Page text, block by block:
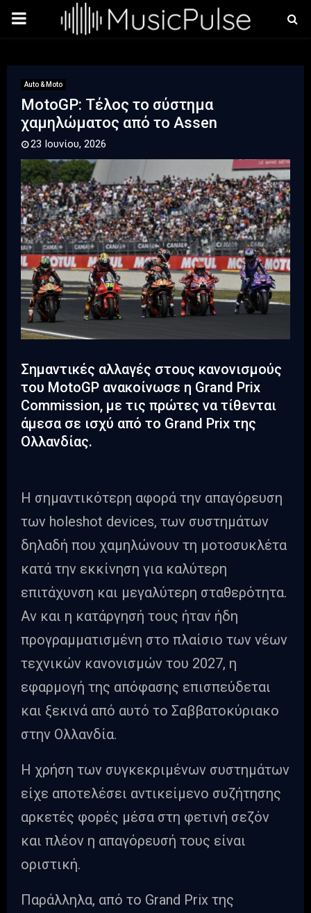
PRIMARY
Auto & Moto
MotoGP: Τέλος το σύστημα
χαμηλώματος από το Assen
23 Ιουνίου, 2026
Σημαντικές αλλαγές στους κανονισμούς
του MotoGP ανακοίνωσε η Grand Prix
Commission, με τις πρώτες να τίθενται
άμεσα σε ισχύ από το Grand Prix της
Ολλανδίας.
Η σημαντικότερη αφορά την απαγόρευση
των holeshot devices, των συστημάτων
δηλαδή που χαμηλώνουν τη μοτοσυκλέτα
κατά την εκκίνηση για καλύτερη
επιτάχυνση και μεγαλύτερη σταθερότητα.
Αν και η κατάργησή τους ήταν ήδη
προγραμματισμένη στο πλαίσιο των νέων
τεχνικών κανονισμών του 2027, η
εφαρμογή της απόφασης επισπεύδεται
και ξεκινά από αυτό το Σαββατοκύριακο
στην Ολλανδία.
Η χρήση των συγκεκριμένων συστημάτων
είχε αποτελέσει αντικείμενο συζήτησης
αρκετές φορές μέσα στη φετινή σεζόν
και πλέον η απαγόρευσή τους είναι
οριστική.
Παράλληλα, από το Grand Prix της